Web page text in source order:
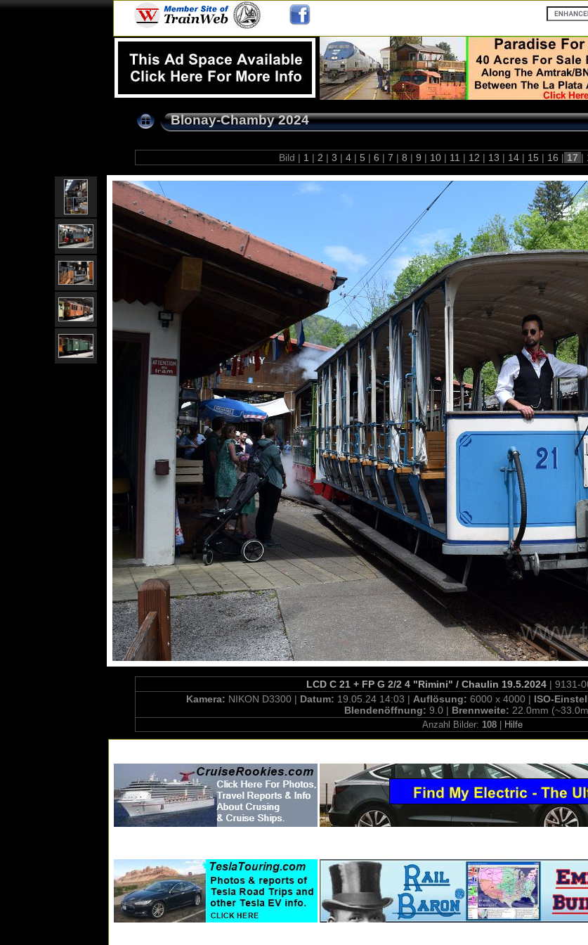
Blonay-Chamby 2024
Bild | 1 | 2 | 3 | 4 | 5 | 6 | 7 | 8 | 9 | 10 | 11 | 12 | 13 | 14 | 15 | 16 | 17 |
LCD C 21 + FP G 2/2 4 "Rimini" / Chaulin 19.5.2024 | 9131-
Kamera: NIKON D3300 | Datum: 19.05.24 14:03 | Auflösung: 6000 x 4000 | ISO-
Blendenöffnung: 9.0 | Brennweite: 22.0mm
Anzahl Bilder: 108| Hilfe